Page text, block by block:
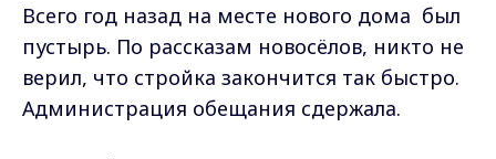
Всего год назад на месте нового дома был
пустырь. По рассказам новосёлов, никто не
верил, что стройка закончится так быстро.
Администрация обещания сдержала.